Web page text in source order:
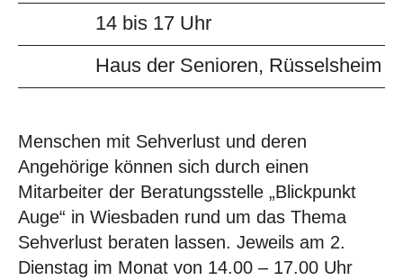
14 bis 17 Uhr
Haus der Senioren, Rüsselsheim
Menschen mit Sehverlust und deren
Angehörige können sich durch einen
Mitarbeiter der Beratungsstelle „Blickpunkt
Auge“ in Wiesbaden rund um das Thema
Sehverlust beraten lassen. Jeweils am 2.
Dienstag im Monat von 14.00 – 17.00 Uhr